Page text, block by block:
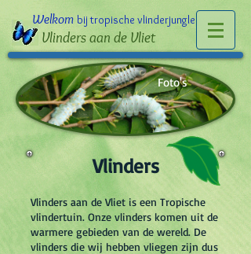
Welkom bij tropische vlinderjungle
Vlinders aan de Vliet
Foto's
Vlinders
Vlinders aan de Vliet is een Tropische
vlindertuin. Onze vlinders komen uit de
warmere gebieden van de wereld. De
vlinders die wij hebben vliegen zijn dus